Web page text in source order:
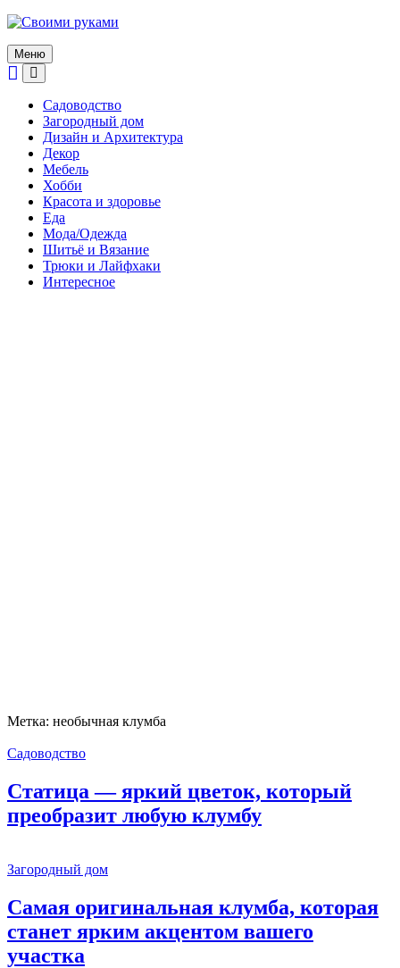
Skip
content
Меню
Садоводство
Загородный дом
Дизайн и Архитектура
Декор
Мебель
Хобби
Красота и здоровье
Еда
Мода/Одежда
Шитьё и Вязание
Трюки и Лайфхаки
Интересное
Метка: необычная клумба
Садоводство
Статица — яркий цветок, который
преобразит любую клумбу
Загородный дом
Самая оригинальная клумба, которая
станет ярким акцентом вашего
участка